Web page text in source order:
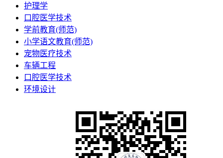
护理学
口腔医学技术
学前教育(师范)
小学语文教育(师范)
宠物医疗技术
车辆工程
口腔医学技术
环境设计